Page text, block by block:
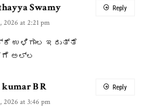
Swamy
2026 at 2:21 pm
ಉಳಿಗಾಲ ಇರುತ್ತೆ
ಅಲ್ಲ
Reply
kumar B R
2026 at 3:46 pm
Reply